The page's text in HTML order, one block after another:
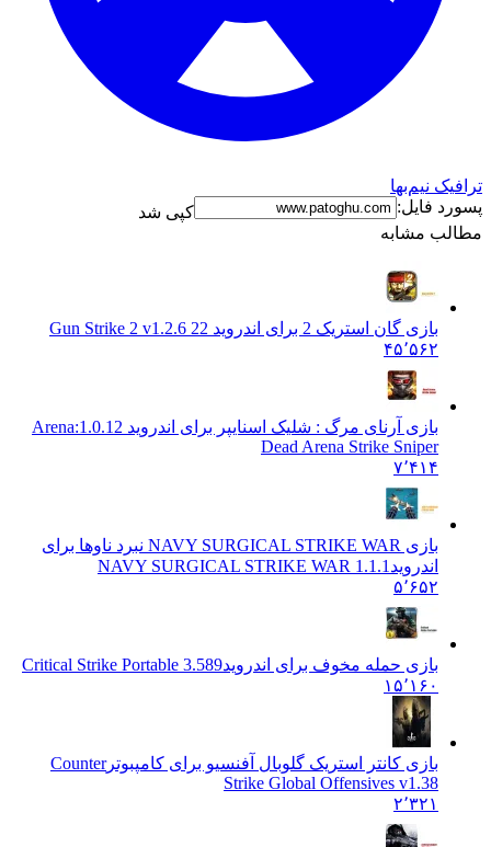
ترافیک نیم‌بها
پسورد فایل:
کپی شد
مطالب مشابه
بازی گان استریک 2 برای اندروید 2
2 Gun Strike 2 v1.2.6
۴۵٬۵۶۲
بازی آرنای مرگ : شلیک اسنایپر برای اندروید Arena: 1.0.12
Dead Arena Strike Sniper
۷٬۴۱۴
بازی NAVY SURGICAL STRIKE WAR نبرد ناوها برای
اندروید NAVY SURGICAL STRIKE WAR 1.1.1
۵٬۶۵۲
بازی حمله مخوف برای اندرویدCritical Strike Portable 3.589
۱۵٬۱۶۰
بازی کانتر استریک گلوبال آفنسیو برای کامپبوترCounter
Strike Global Offensives v1.38
۲٬۳۲۱